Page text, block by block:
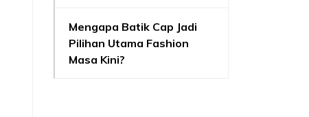
Mengapa Batik Cap Jadi
Pilihan Utama Fashion
Masa Kini?